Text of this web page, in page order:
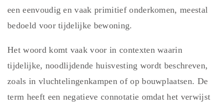
een eenvoudig en vaak primitief onderkomen, meestal
bedoeld voor tijdelijke bewoning.
Het woord komt vaak voor in contexten waarin
tijdelijke, noodlijdende huisvesting wordt beschreven,
zoals in vluchtelingenkampen of op bouwplaatsen. De
term heeft een negatieve connotatie omdat het verwijst